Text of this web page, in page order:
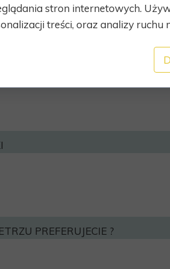
ZASTOSOWANY JEST W
PREFERUJECIE ?
stron internetowych.
treści, oraz analizy ruchu